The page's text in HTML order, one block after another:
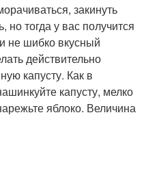
закинуть
но тогда у вас получится
не шибко вкусный
действительно
капусту. Как в
капусту, мелко
яблоко. Величина